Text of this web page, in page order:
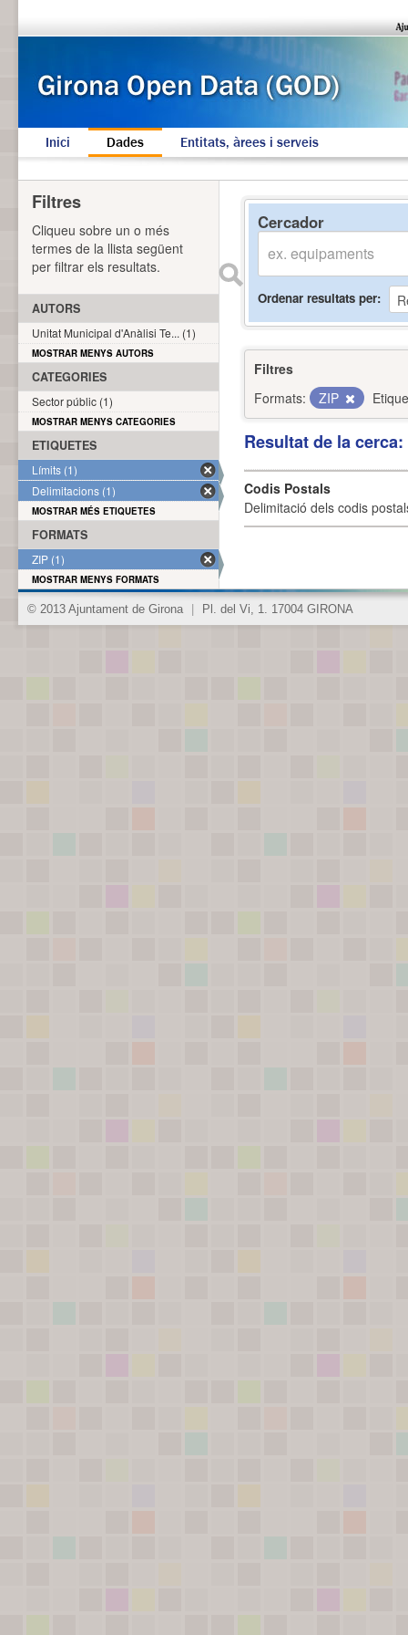
Inici Dades Entitats, àrees i serveis
Cercador
Ordenar resultats per
Filtres
Formats:
ZIP
Resultat de la
Codis Postals
Delimitació dels codis
Filtres
Cliqueu sobre un o més
termes de la llista següent
per filtrar els resultats.
AUTORS
Unitat Municipal d'Anàlisi Te... (1)
MOSTRAR MENYS AUTORS
CATEGORIES
Sector públic (1)
MOSTRAR MENYS CATEGORIES
ETIQUETES
Límits (1)
Delimitacions (1)
MOSTRAR MÉS ETIQUETES
FORMATS
ZIP (1)
MOSTRAR MENYS FORMATS
© 2013 Ajuntament de Girona Pl. del Vi, 1. 17004 GIRONA